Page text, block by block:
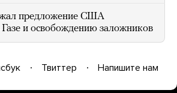
предложение США
и освобождению заложников
Твиттер Напишите нам